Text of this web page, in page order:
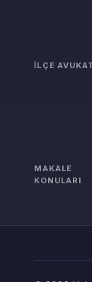
İLÇE
MAKALE
KONULARI